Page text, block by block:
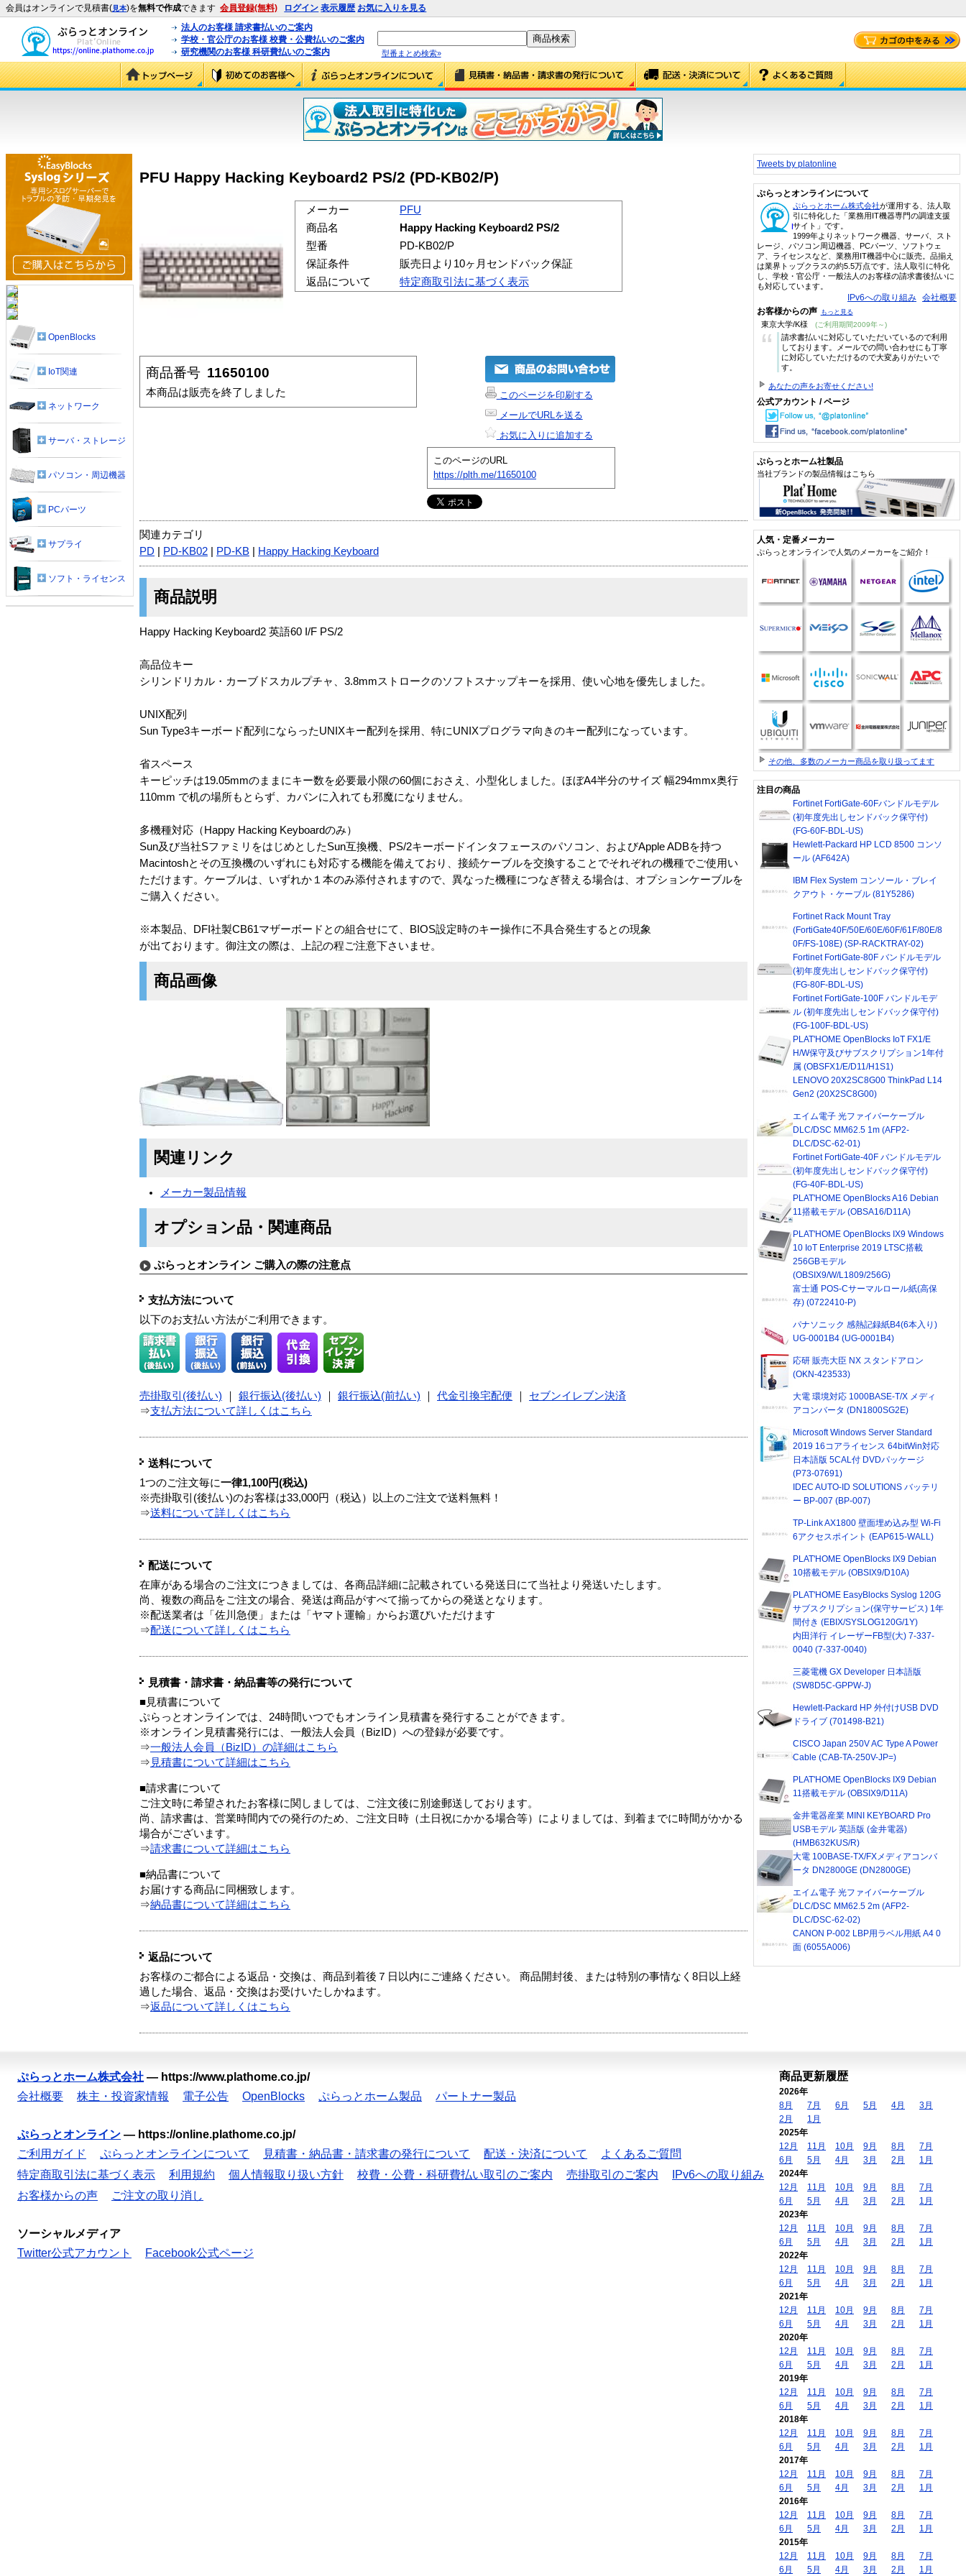
会員はオンラインで見積書(見本)を無料で作成できます 会員登録(無料) ログイン 表示履歴 お気に入りを見る
法人のお客様 請求書払いのご案内
学校・官公庁のお客様 校費・公費払いのご案内
研究機関のお客様 科研費払いのご案内
型番まとめ検索»
PFU Happy Hacking Keyboard2 PS/2 (PD-KB02/P)
メーカー
PFU
商品名
Happy Hacking Keyboard2 PS/2
型番
PD-KB02/P
保証条件
販売日より10ヶ月センドバック保証
返品について
特定商取引法に基づく表示
商品番号 11650100
本商品は販売を終了しました
このページを印刷する
メールでURLを送る
お気に入りに追加する
このページのURL
https://plth.me/11650100
関連カテゴリ
PD
PD-KB02 PD-KB Happy Hacking Keyboard
商品説明
Happy Hacking Keyboard2 英語60 I/F PS/2
高品位キー
シリンドリカル・カーブドスカルプチャ、3.8mmストロークのソフトスナップキーを採用、使い心地を優先しました。
UNIX配列
Sun Type3キーボード配列にならったUNIXキー配列を採用、特にUNIXプログラマ向きのキー配列になっています。
省スペース
キーピッチは19.05mmのままにキー数を必要最小限の60個におさえ、小型化しました。ほぼA4半分のサイズ 幅294mmx奥行
110mm で机の場所もとらず、カバンに入れても邪魔になりません。
多機種対応（Happy Hacking Keyboardのみ）
Sun及び当社SファミリをはじめとしたSun互換機、PS/2キーボードインタフェースのパソコン、およびApple ADBを持つ
Macintoshとその互換機のいずれにも対応する機能を備えており、接続ケーブルを交換することでそれぞれの機種でご使用い
ただけます。ケーブルは、いずれか１本のみ添付されますので、異なった機種につなぎ替える場合は、オプションケーブルを
ご購入ください。
※本製品、DFI社製CB61マザーボードとの組合せにて、BIOS設定時のキー操作に不具合発生するとの現象
が出ております。御注文の際は、上記の程ご注意下さいませ。
商品画像
関連リンク
メーカー製品情報
オプション品・関連商品
ぷらっとオンライン ご購入の際の注意点
支払方法について
以下のお支払い方法がご利用できます。
売掛取引(後払い) 銀行振込(後払い) 銀行振込(前払い) 代金引換宅配便
セブンイレブン決済
⇒支払方法について詳しくはこちら
送料について
1つのご注文毎に一律1,100円(税込)
※売掛取引(後払い)のお客様は33,000円（税込）以上のご注文で送料無料！
⇒送料について詳しくはこちら
配送について
在庫がある場合のご注文につきましては、各商品詳細に記載されている発送日にて当社より発送いたします。
尚、複数の商品をご注文の場合、発送は商品がすべて揃ってからの発送となります。
※配送業者は「佐川急便」または「ヤマト運輸」からお選びいただけます
⇒配送について詳しくはこちら
見積書・請求書・納品書等の発行について
■見積書について
ぷらっとオンラインでは、24時間いつでもオンライン見積書を発行することができます。
※オンライン見積書発行には、一般法人会員（BizID）への登録が必要です。
⇒一般法人会員（BizID）の詳細はこちら
⇒ 見積書について詳細はこちら
■請求書について
ご注文時に希望されたお客様に関しましては、ご注文後に別途郵送しております。
尚、請求書は、営業時間内での発行のため、ご注文日時（土日祝にかかる場合等）によりましては、到着までに時間がかかる
場合がございます。
⇒請求書について詳細はこちら
■納品書について
お届けする商品に同梱致します。
⇒納品書について詳細はこちら
返品について
お客様のご都合による返品・交換は、商品到着後７日以内にご連絡ください。 商品開封後、または特別の事情なく8日以上経
過した場合、返品・交換はお受けいたしかねます。
⇒返品について詳しくはこちら
OpenBlocks
IoT関連
ネットワーク
サーバ・ストレージ
パソコン・周辺機器
PCパーツ
サプライ
ソフト・ライセンス
Tweets by platonline
ぷらっとオンラインについて
ぷらっとホーム株式会社が運用する、法人取
引に特化した「業務用IT機器専門の調達支援
サイト」です。
1999年よりネットワーク機器、サーバ、スト
レージ、パソコン周辺機器、PCパーツ、ソフトウェ
ア、ライセンスなど、業務用IT機器中心に販売。品揃え
は業界トップクラスの約5.5万点です。法人取引に特化
し、学校・官公庁・一般法人のお客様の請求書後払いに
も対応しています。
IPv6への取り組み 会社概要
お客様からの声 もっと見る
東京大学/K様 (ご利用期間2009年～)
“
請求書払いに対応していただいているので利用
しております。メールでの問い合わせにも丁寧
に対応していただけるので大変ありがたいで
す。
あなたの声をお寄せください!
公式アカウント / ページ
ぷらっとホーム社製品
当社ブランドの製品情報はこちら
人気・定番メーカー
ぷらっとオンラインで人気のメーカーをご紹介！
その他、多数のメーカー商品を取り扱ってます
注目の商品
Fortinet FortiGate-60Fバンドルモデル
(初年度先出しセンドバック保守付)
(FG-60F-BDL-US)
Hewlett-Packard HP LCD 8500 コンソ
ール (AF642A)
IBM Flex System コンソール・ブレイ
クアウト・ケーブル (81Y5286)
Fortinet Rack Mount Tray
(FortiGate40F/50E/60E/60F/61F/80E/8
0F/FS-108E) (SP-RACKTRAY-02)
Fortinet FortiGate-80F バンドルモデル
(初年度先出しセンドバック保守付)
(FG-80F-BDL-US)
Fortinet FortiGate-100F バンドルモデ
ル (初年度先出しセンドバック保守付)
(FG-100F-BDL-US)
PLAT'HOME OpenBlocks IoT FX1/E
H/W保守及びサブスクリプション1年付
属 (OBSFX1/E/D11/H1S1)
LENOVO 20X2SC8G00 ThinkPad L14
Gen2 (20X2SC8G00)
エイム電子 光ファイバーケーブル
DLC/DSC MM62.5 1m (AFP2-
DLC/DSC-62-01)
Fortinet FortiGate-40F バンドルモデル
(初年度先出しセンドバック保守付)
(FG-40F-BDL-US)
PLAT'HOME OpenBlocks A16 Debian
11搭載モデル (OBSA16/D11A)
PLAT'HOME OpenBlocks IX9 Windows
10 IoT Enterprise 2019 LTSC搭載
256GBモデル
(OBSIX9/W/L1809/256G)
富士通 POS-Cサーマルロール紙(高保
存) (0722410-P)
パナソニック 感熱記録紙B4(6本入り)
UG-0001B4 (UG-0001B4)
応研 販売大臣 NX スタンドアロン
(OKN-423533)
大電 環境対応 1000BASE-T/X メディ
アコンバータ (DN1800SG2E)
Microsoft Windows Server Standard
2019 16コアライセンス 64bitWin対応
日本語版 5CAL付 DVDパッケージ
(P73-07691)
IDEC AUTO-ID SOLUTIONS バッテリ
ー BP-007 (BP-007)
TP-Link AX1800 壁面埋め込み型 Wi-Fi
6アクセスポイント (EAP615-WALL)
PLAT'HOME OpenBlocks IX9 Debian
10搭載モデル (OBSIX9/D10A)
PLAT'HOME EasyBlocks Syslog 120G
サブスクリプション(保守サービス) 1年
間付き (EBIX/SYSLOG120G/1Y)
内田洋行 イレーザーFB型(大) 7-337-
0040 (7-337-0040)
三菱電機 GX Developer 日本語版
(SW8D5C-GPPW-J)
Hewlett-Packard HP 外付けUSB DVD
ドライブ (701498-B21)
CISCO Japan 250V AC Type A Power
Cable (CAB-TA-250V-JP=)
PLAT'HOME OpenBlocks IX9 Debian
11搭載モデル (OBSIX9/D11A)
金井電器産業 MINI KEYBOARD Pro
USBモデル 英語版 (金井電器)
(HMB632KUS/R)
大電 100BASE-TX/FXメディアコンバ
ータ DN2800GE (DN2800GE)
エイム電子 光ファイバーケーブル
DLC/DSC MM62.5 2m (AFP2-
DLC/DSC-62-02)
CANON P-002 LBP用ラベル用紙 A4 0
面 (6055A006)
ぷらっとホーム株式会社 — https://www.plathome.co.jp/
会社概要
株主・投資家情報 電子公告 OpenBlocks ぷらっとホーム製品 パートナー製品
ぷらっとオンライン — https://online.plathome.co.jp/
ご利用ガイド
ぷらっとオンラインについて 見積書・納品書・請求書の発行について 配送・決済について
よくあるご質問
特定商取引法に基づく表示
利用規約 個人情報取り扱い方針 校費・公費・科研費払い取引のご案内 売掛取引のご案内
IPv6への取り組み
お客様からの声
ご注文の取り消し
ソーシャルメディア
Twitter公式アカウント
Facebook公式ページ
商品更新履歴
2026年
8月
7月 6月 5月 4月
3月
2月
1月
2025年
12月
11月 10月 9月 8月
7月
6月
5月 4月 3月 2月
1月
2024年
12月
11月 10月 9月 8月
7月
6月
5月 4月 3月 2月
1月
2023年
12月
11月 10月 9月 8月
7月
6月
5月 4月 3月 2月
1月
2022年
12月
11月 10月 9月 8月
7月
6月
5月 4月 3月 2月
1月
2021年
12月
11月 10月 9月 8月
7月
6月
5月 4月 3月 2月
1月
2020年
12月
11月 10月 9月 8月
7月
6月
5月 4月 3月 2月
1月
2019年
12月
11月 10月 9月 8月
7月
6月
5月 4月 3月 2月
1月
2018年
12月
11月 10月 9月 8月
7月
6月
5月 4月 3月 2月
1月
2017年
12月
11月 10月 9月 8月
7月
6月
5月 4月 3月 2月
1月
2016年
12月
11月 10月 9月 8月
7月
6月
5月 4月 3月 2月
1月
2015年
12月
11月 10月 9月 8月
7月
6月
5月 4月 3月 2月 1月